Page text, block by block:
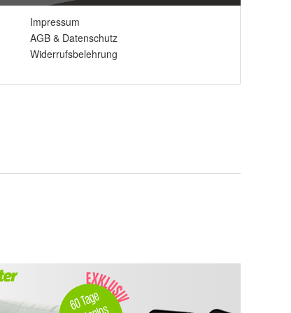
Impressum
AGB & Datenschutz
Widerrufsbelehrung